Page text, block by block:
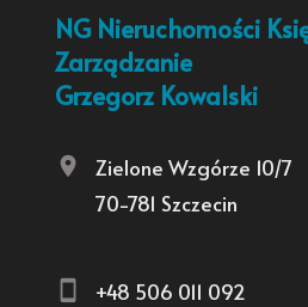
NG Nieruchomości
Zarządzanie
Grzegorz Kowalski
Zielone Wzgórze 10/7
70-781 Szczecin
+48 506 011 092